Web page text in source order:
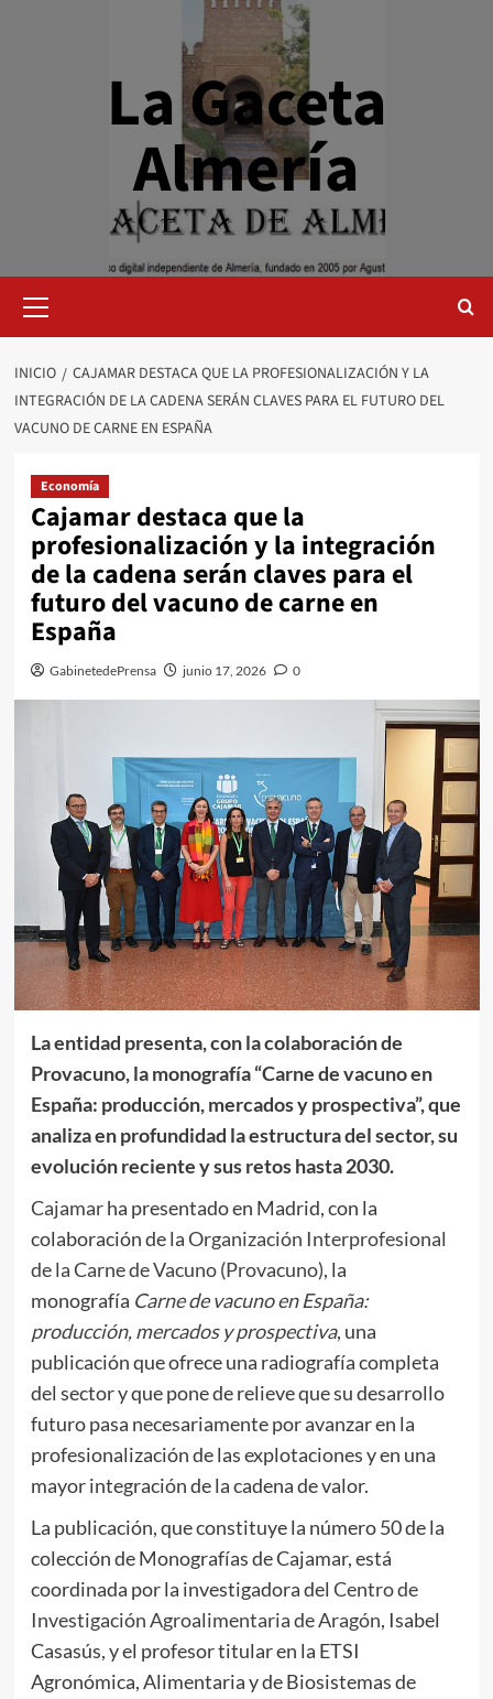
La Gaceta
Almería
primario
INICIO
CAJAMAR DESTACA QUE LA PROFESIONALIZACIÓN Y LA
INTEGRACIÓN DE LA CADENA SERÁN CLAVES PARA EL FUTURO DEL
VACUNO DE CARNE EN ESPAÑA
Economía
Cajamar destaca que la
profesionalización y la integración
de la cadena serán claves para el
futuro del vacuno de carne en
España
GabinetedePrensa junio 17, 2026 0
La entidad presenta, con la colaboración de
Provacuno, la monografía “Carne de vacuno en
España: producción, mercados y prospectiva”, que
analiza en profundidad la estructura del sector, su
evolución reciente y sus retos hasta 2030.
Cajamarha presentado en Madrid, con la
colaboración de laOrganización Interprofesional
de la Carne de Vacuno (Provacuno), la
monografía Carne de vacuno en España:
producción, mercados y prospectiva, una
publicación que ofrece una radiografía completa
del sector y que pone de relieve que su desarrollo
futuro pasa necesariamente por avanzar en la
profesionalización de las explotaciones y en una
mayor integración de la cadena de valor.
La publicación, que constituye la número 50 de la
colección de Monografías de Cajamar, está
coordinada por la investigadora del Centro de
Investigación Agroalimentaria de Aragón, Isabel
Casasús, y el profesor titular en la ETSI
Agronómica, Alimentaria y de Biosistemas de